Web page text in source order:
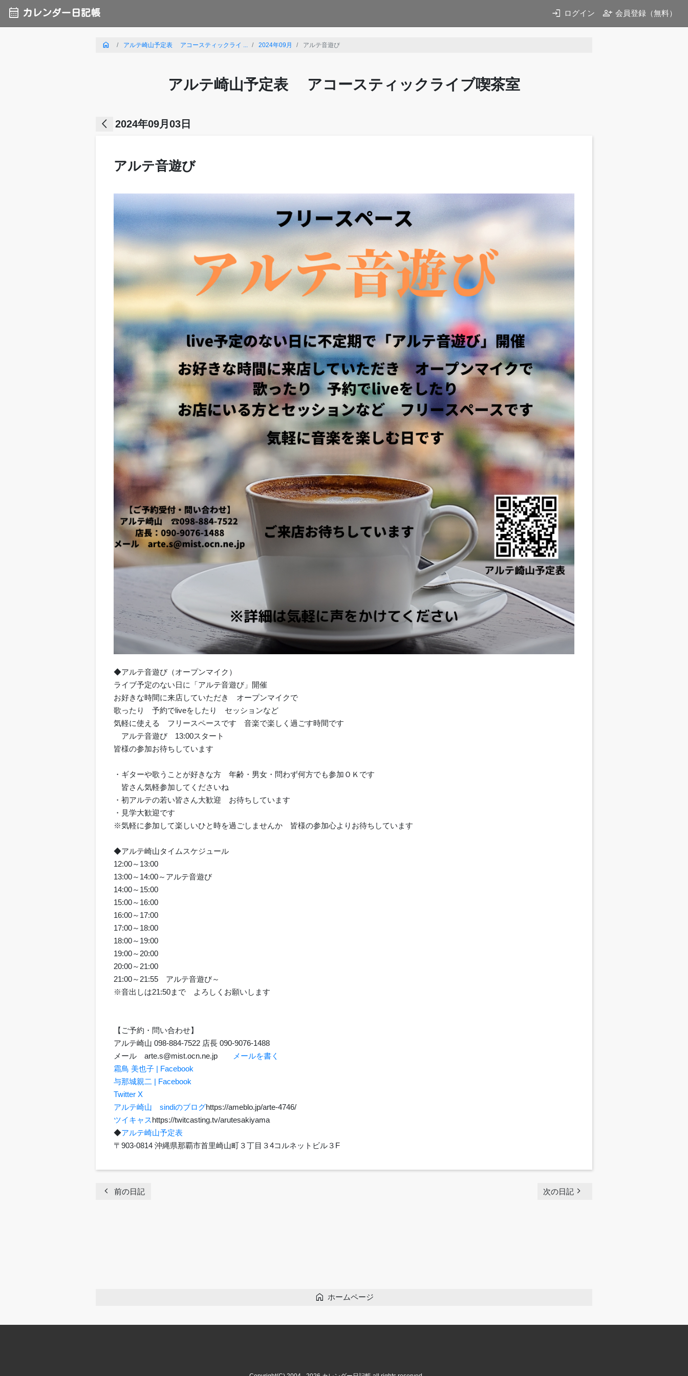
calendar_month カレンダー日記帳 login ログイン person_add 会員登録（無料）
home アルテ崎山予定表 アコースティックライ ... 2024年09月 アルテ音遊び
アルテ崎山予定表 アコースティックライブ喫茶室
arrow_back_ios 2024年09月03日
アルテ音遊び
◆アルテ音遊び（オープンマイク）
ライブ予定のない日に「アルテ音遊び」開催
お好きな時間に来店していただき オープンマイクで
歌ったり 予約でliveをしたり セッションなど
気軽に使える フリースペースです 音楽で楽しく過ごす時間です
アルテ音遊び 13:00スタート
皆様の参加お待ちしています
・ギターや歌うことが好きな方 年齢・男女・問わず何方でも参加ＯＫです
皆さん気軽参加してくださいね
・初アルテの若い皆さん大歓迎 お待ちしています
・見学大歓迎です
※気軽に参加して楽しいひと時を過ごしませんか 皆様の参加心よりお待ちしています
◆アルテ崎山タイムスケジュール
12:00～13:00
13:00～14:00～アルテ音遊び
14:00～15:00
15:00～16:00
16:00～17:00
17:00～18:00
18:00～19:00
19:00～20:00
20:00～21:00
21:00～21:55 アルテ音遊び～
※音出しは21:50まで よろしくお願いします
【ご予約・問い合わせ】
アルテ崎山 098-884-7522 店長 090-9076-1488
メール arte.s@mist.ocn.ne.jp
メールを書く
霜鳥 美也子 | Facebook
与那城親二 | Facebook
Twitter X
アルテ崎山 sindiのブログhttps://ameblo.jp/arte-4746/
ツイキャスhttps://twitcasting.tv/arutesakiyama
◆アルテ崎山予定表
〒903-0814 沖縄県那覇市首里崎山町３丁目３4コルネットビル３F
chevron_left 前の日記 次の日記navigate_next
home ホームページ